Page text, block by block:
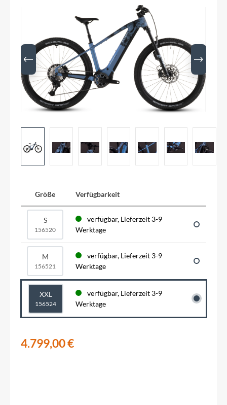
Größe Verfügbarkeit
S
156520
verfügbar, Lieferzeit 3-9
Werktage
M
156521
verfügbar, Lieferzeit 3-9
Werktage
XXL
156524
verfügbar, Lieferzeit 3-9
Werktage
4.799,00 €